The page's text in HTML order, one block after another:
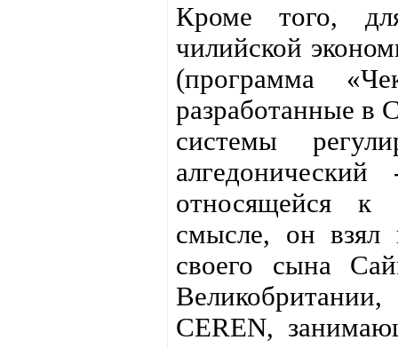
Кроме того,
чилийской
(программа
разработанные в
системы
относящейся к
смысле, он взял
своего сына
CEREN,